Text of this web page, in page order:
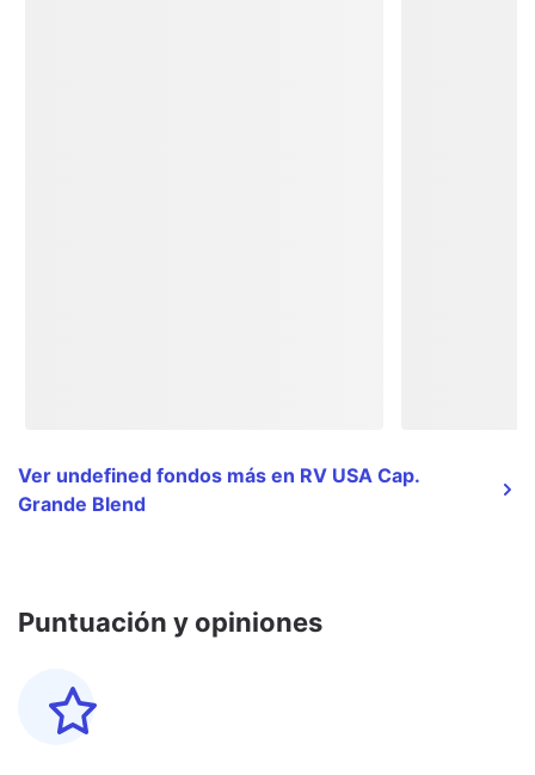
Ver undefined fondos más en RV USA Cap.
Grande Blend
Puntuación y opiniones